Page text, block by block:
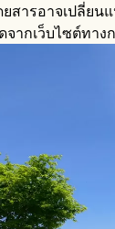
สารอาจเปลี่ยน
ากเว็บไซต์ทาง